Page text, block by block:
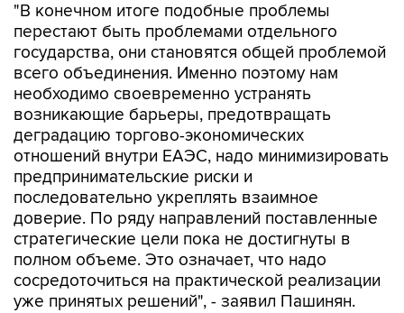
"В конечном итоге подобные проблемы
перестают быть проблемами отдельного
государства, они становятся общей проблемой
всего объединения. Именно поэтому нам
необходимо своевременно устранять
возникающие барьеры, предотвращать
деградацию торгово-экономических
отношений внутри ЕАЭС, надо минимизировать
предпринимательские риски и
последовательно укреплять взаимное
доверие. По ряду направлений поставленные
стратегические цели пока не достигнуты в
полном объеме. Это означает, что надо
сосредоточиться на практической реализации
уже принятых решений", - заявил Пашинян.